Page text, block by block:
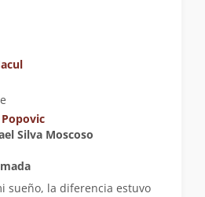
Silva Moscoso
sueño, la diferencia estuvo